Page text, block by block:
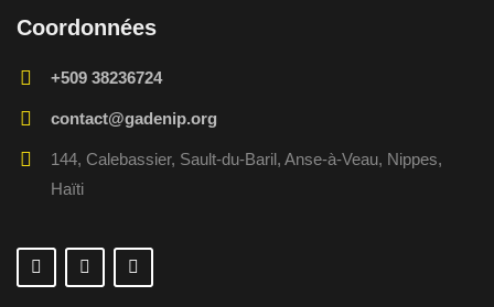
Coordonnées
+509 38236724
contact@gadenip.org
144, Calebassier, Sault-du-Baril, Anse-à-Veau, Nippes,
Haïti